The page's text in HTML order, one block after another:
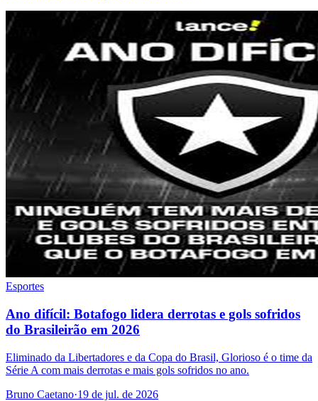
Esportes
Ano difícil: Botafogo lidera derrotas e gols sofridos
do Brasileirão em 2026
Eliminado da Libertadores e da Copa do Brasil, Glorioso é o time da
Série A com mais derrotas e mais gols sofridos no ano.
Bruno Caetano·19 de jul. de 2026